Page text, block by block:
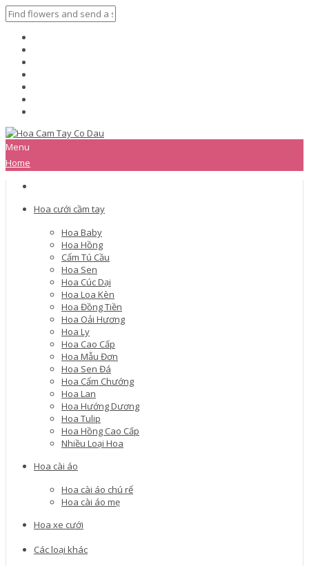
Menu
Home
Hoa cưới cầm tay
Hoa Baby
Hoa Hồng
Cẩm Tú Cầu
Hoa Sen
Hoa Cúc Dại
Hoa Loa Kèn
Hoa Đồng Tiền
Hoa Oải Hương
Hoa Ly
Hoa Cao Cấp
Hoa Mẫu Đơn
Hoa Sen Đá
Hoa Cẩm Chướng
Hoa Lan
Hoa Hướng Dương
Hoa Tulip
Hoa Hồng Cao Cấp
Nhiều Loại Hoa
Hoa cài áo
Hoa cài áo chú rể
Hoa cài áo mẹ
Hoa xe cưới
Các loại khác